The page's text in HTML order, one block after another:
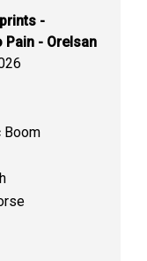
-
Pain - Orelsan
Boom